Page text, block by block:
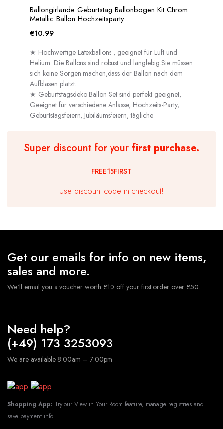
Ballongirlande Geburtstag Ballonbogen Kit Chrom
Metallic Ballon Hochzeitsparty
€10.99
★ Hochwertige Latexballons , geeignet für Luft und
Helium. Die Ballons sind robust und langlebig.Sie müssen
sich keine Sorgen machen,dass der Ballon nach dem
Aufblasen platzt.
★ Geburtstagsdeko Ballon Set sind perfekt geeignet,
Geeignet für verschiedene Anlässe, Hochzeits-Party,
Geburtstagsfeiern, Jubiläumsfeiern, tägliche
für Luft und Helium. Die Ballons sind robust und
langlebig.Sie müssen sich keine Sorgen machen,dass der
Ballon Set sind perfekt geeignet, Geeignet für
Gold 2x 32" Zahlen Folienballons 5x 12"Gold
Konfetti-Ballons 5x 12"Schwarz-Ballons 5x 12"Gold-
Ballons
Jahren geeignet.
Super discount for yourfirst purchase.
FREE15FIRST
Use discount code in checkout!
Get our emails for info on new items,
sales and more.
We'll email you a voucher worth £10 off your first order over £50.
Need help?
(+49) 173 3253093
We are available 8:00am – 7:00pm
Shopping App: Try our View in Your Room feature, manage registries and
save payment info.